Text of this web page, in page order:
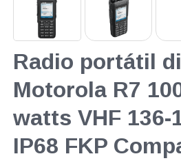
Radio portátil
Motorola R7
watts VHF 136-
IP68 FKP